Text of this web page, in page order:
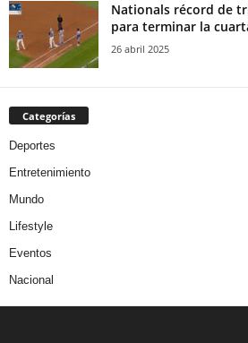
Nationals récord de
para terminar la
26 abril 2025
Categorías
Deportes
Entretenimiento
Mundo
Lifestyle
Eventos
Nacional